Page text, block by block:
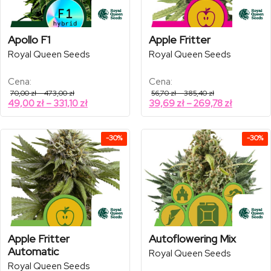
Apollo F1
Royal Queen Seeds
Cena:
70,00zł–473,00złZakres
cen:
od
70,00 zł
473,00 zł
49,00 zł – 331,10 złZakres
cen:
49,00 zł
do
331,10 zł
Apple Fritter
Royal Queen Seeds
Cena:
56,70zł–385,40złZakres
cen:
od
56,70 zł
385,40 zł
39,69 zł –269,78 złZakres
cen:
39,69 zł
do
269,78 zł
-30%
Apple Fritter
Automatic
Royal Queen Seeds
-30%
Autoflowering Mix
Royal Queen Seeds